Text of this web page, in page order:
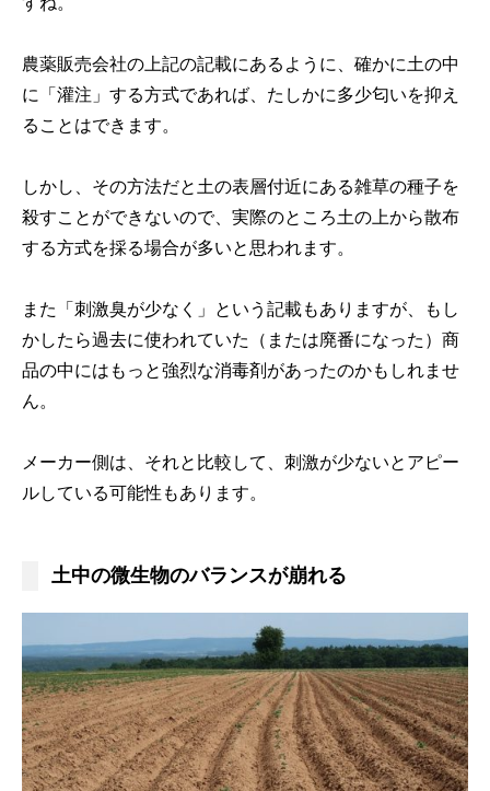
農薬販売会社の上記の記載にあるように、確かに土の中
に「灌注」する方式であれば、たしかに多少匂いを抑え
ることはできます。
しかし、その方法だと土の表層付近にある雑草の種子を
殺すことができないので、実際のところ土の上から散布
する方式を採る場合が多いと思われます。
また「刺激臭が少なく」という記載もありますが、もし
かしたら過去に使われていた（または廃番になった）商
品の中にはもっと強烈な消毒剤があったのかもしれませ
ん。
メーカー側は、それと比較して、刺激が少ないとアピー
ルしている可能性もあります。
土中の微生物のバランスが崩れる